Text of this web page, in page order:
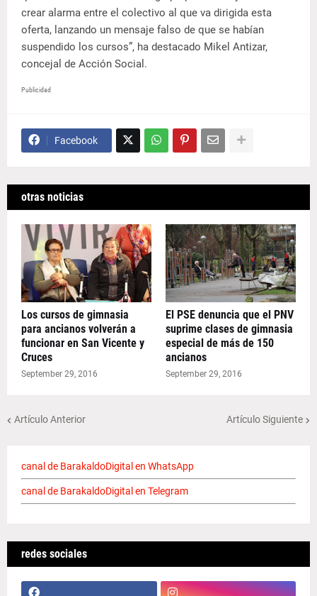
crear alarma entre el colectivo al que va dirigida esta
oferta, lanzando un mensaje falso de que se habían
suspendido los cursos”, ha destacado Mikel Antizar,
concejal de Acción Social.
Publicidad
Facebook
otras noticias
Los cursos de gimnasia
para ancianos volverán a
funcionar en San Vicente y
Cruces
September 29, 2016
El PSE denuncia que el PNV
suprime clases de gimnasia
especial de más de 150
ancianos
September 29, 2016
Artículo Anterior Artículo Siguiente
canal de BarakaldoDigital en WhatsApp
canal de BarakaldoDigital en Telegram
redes sociales